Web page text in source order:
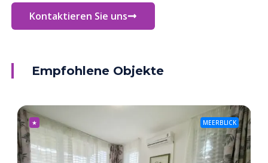
Kontaktieren Sie uns
Empfohlene Objekte
★ MEERBLICK